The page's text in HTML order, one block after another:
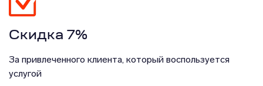
Скидка 7%
За привлеченного клиента, который воспользуется
услугой